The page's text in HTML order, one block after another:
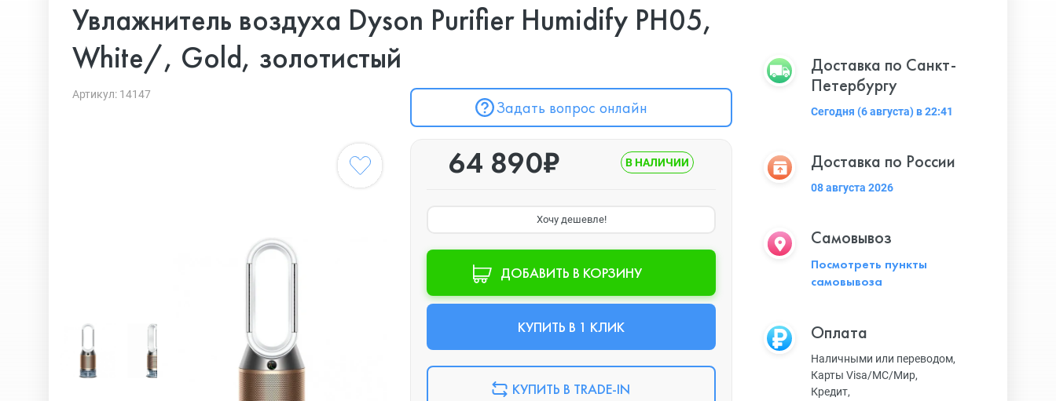
Увлажнитель воздуха Dyson Purifier Humidify PH05,
White/, Gold, золотистый
Артикул: 14147
Задать вопрос онлайн
64 890₽ В НАЛИЧИИ
Хочу дешевле!
ДОБАВИТЬ В КОРЗИНУ
КУПИТЬ В 1 КЛИК
КУПИТЬ В TRADE-IN
Доставка по Санкт-
Петербургу
Сегодня (6 августа) в 22:41
Доставка по России
08 августа 2026
Самовывоз
Посмотреть пункты
самовывоза
Оплата
Наличными или переводом,
Карты Visa/MC/Мир,
Кредит,